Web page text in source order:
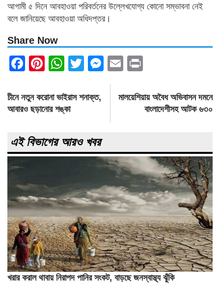
আগামী ৫ দিনে আবহাওয়া পরিবর্তনের উল্লেখযোগ্য কোনো সম্ভাবনা নেই
বলে জানিয়েছে আবহাওয়া অধিদপ্তর।
Share Now
Facebook
Pinterest
WhatsApp
TwitterMessenger
Email
Post
navigation
চীনে নতুন করোনা ভাইরাস শনাক্ত,
আবারও ছড়ানোর শঙ্কা
মালয়েশিয়ায় অবৈধ অভিবাসন দমনে
বাংলাদেশীসহ আটক ৬৩০
এই বিভাগের আরও খবর
খরার করাল থাবায় নিরাপদ পানির সংকট, বাড়ছে জনস্বাস্থ্য ঝুঁকি